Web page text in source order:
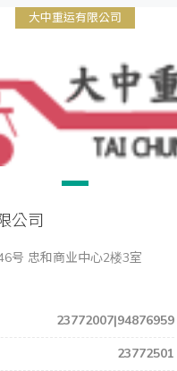
大中重运有限公司
公司
号 忠和商业中心2楼3室
23772007|94876959
23772501